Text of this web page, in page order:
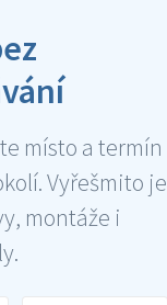
místo a termín
Vyřešmito je
montáže i